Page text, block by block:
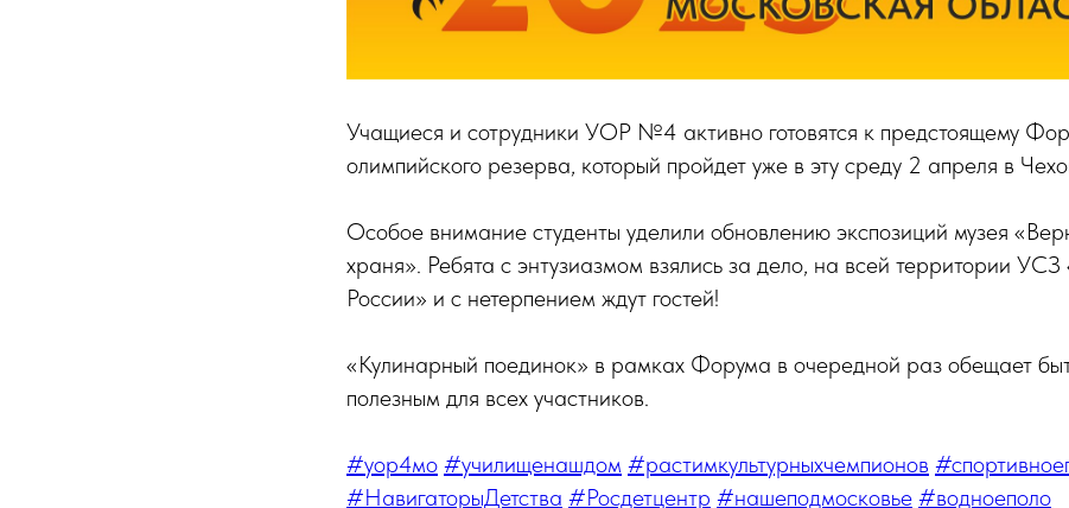
Учащиеся и сотрудники УОР №4 активно готовятся к предстоящему
олимпийского резерва, который пройдет уже в эту среду 2 апреля в
Особое внимание студенты уделили обновлению экспозиций музея
храня». Ребята с энтузиазмом взялись за дело, на всей территории
России» и с нетерпением ждут гостей!
«Кулинарный поединок» в рамках Форума в очередной раз обещает
полезным для всех участников.
#уор4мо #училищенашдом #растимкультурныхчемпионов
#НавигаторыДетства #Росдетцентр #нашеподмосковье #водноеполо